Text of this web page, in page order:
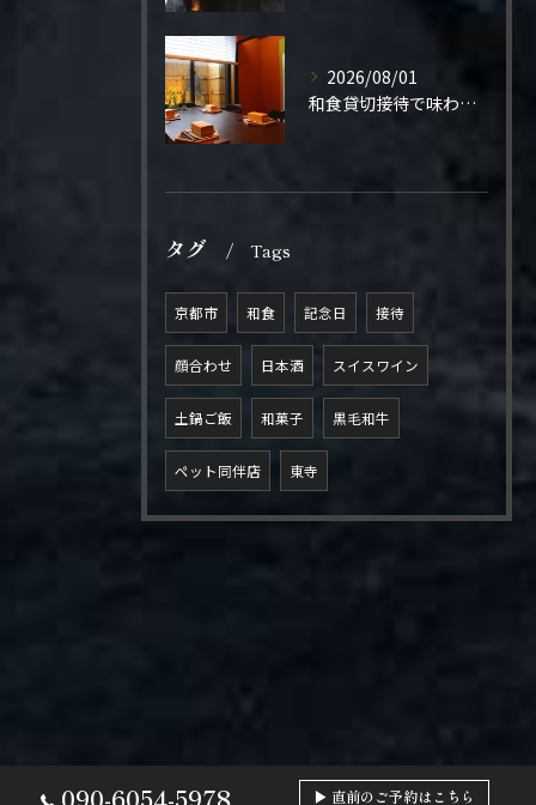
2026/08/01
和食貸切接待で味わう極上の一夜
タグ Tags
京都市 和食 記念日 接待
顔合わせ 日本酒 スイスワイン
土鍋ご飯 和菓子 黒毛和牛
ペット同伴店 東寺
090-6054-5978 ▶ 直前のご予約はこちら